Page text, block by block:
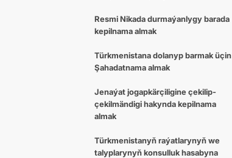
Resmi Nikada durmaýanlygy barada
kepilnama almak
Türkmenistana dolanyp barmak üçin
Şahadatnama almak
Jenaýat jogapkӓrçiligine çekilip-
çekilmӓndigi hakynda kepilnama
almak
Türkmenistanyň raýatlarynyň we
talyplarynyň konsulluk hasabyna